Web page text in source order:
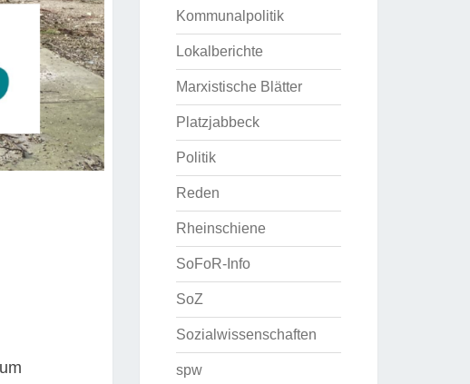
Kommunalpolitik
Lokalberichte
Marxistische Blätter
Platzjabbeck
Politik
Reden
Rheinschiene
SoFoR-Info
SoZ
Sozialwissenschaften
spw